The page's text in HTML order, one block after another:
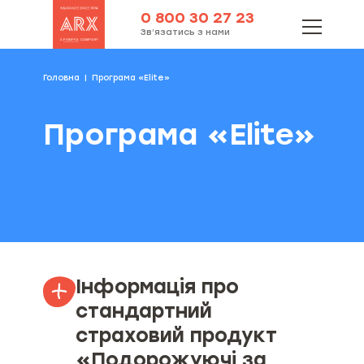
0 800 30 27 23
Зв’язатись з нами
Головна Програма «Elite»
Програма «Elite»
Інформація про
стандартний
страховий продукт